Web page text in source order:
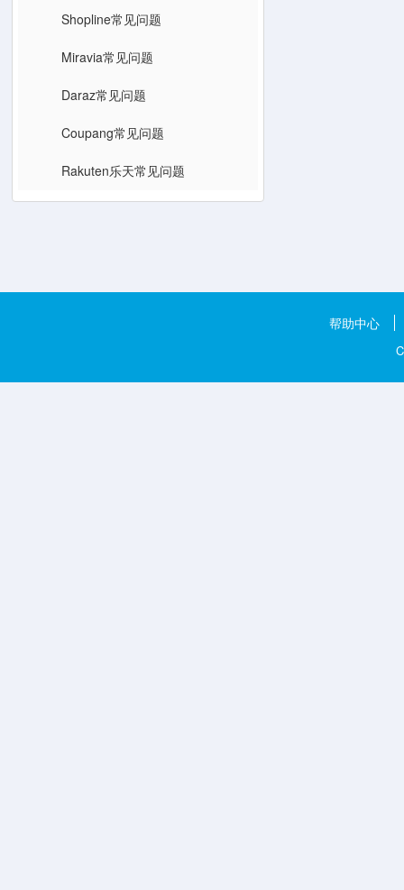
Shopline常见问题
Miravia常见问题
Daraz常见问题
Coupang常见问题
Rakuten乐天常见问题
帮助中心